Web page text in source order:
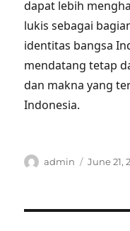
dapat lebih
lukis sebagai
identitas bangsa
mendatang tetap
dan makna yang
Indonesia.
Author
admin
Posted
June 21,